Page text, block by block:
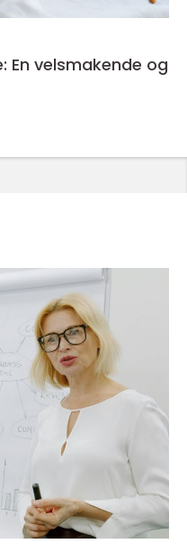
En velsmakende og